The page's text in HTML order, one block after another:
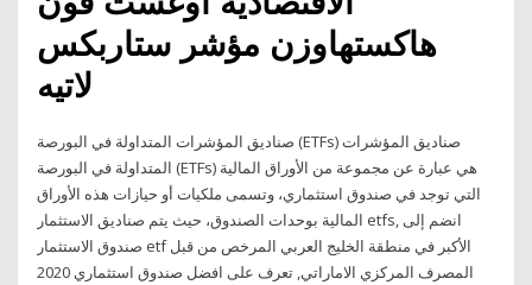
هاكستهاوزن مؤشر ستاربكس
لاتيه
صناديق المؤشرات المتداولة في البورصة (ETFs) صناديق المؤشرات
المتداولة في البورصة (ETFs) هي عبارة عن مجموعة من الأوراق المالية
التي توجد في صندوق استثماري، وتسمى ملكيات أو حيازات هذه الأوراق
المالية بوحدات الصندوق، حيث يتم صناديق الاستثمار etfs, انضم إلى
صندوق الاستثمار etf الأكبر في منطقة الخليج العربي المرخص من قبل
المصرف المركزي الاماراتي, تعرف على افضل صندوق استثماري 2020